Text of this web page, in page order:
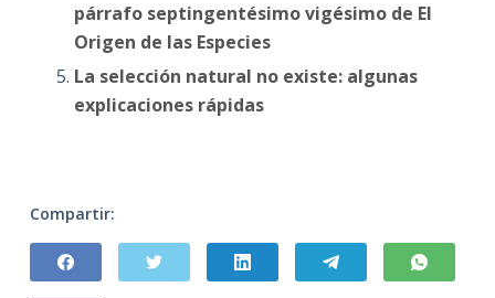
párrafo septingentésimo vigésimo de El
Origen de las Especies
La selección natural no existe: algunas
explicaciones rápidas
Compartir: